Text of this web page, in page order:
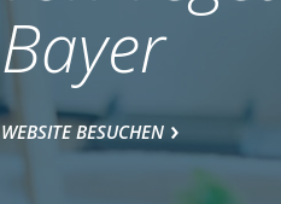
Bayer
WEBSITE BESUCHEN